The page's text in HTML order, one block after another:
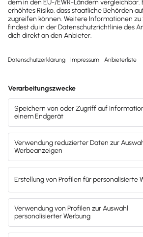
Sofort 50%sparen
Brandheiße
News direkt in
dein Postfach
Möchtest du zukünftig
wichtige News zu
Gesetzesänderungen,
hilfreiche Praxis-Tipps und
kostenlose Tools für
Unternehmen erhalten?
Dann abonniere unseren